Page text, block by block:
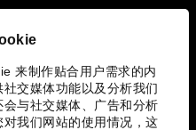
来制作贴合用户需求的内
交媒体功能以及分析我们
会与社交媒体、广告和分析
我们网站的使用情况，这